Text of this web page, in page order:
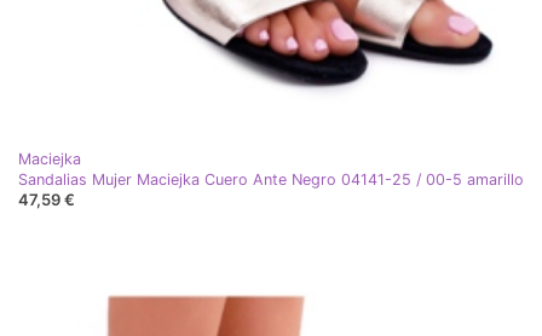
Maciejka
Sandalias Mujer Maciejka Cuero Ante Negro 04141-25 / 00-5 amarillo
47,59 €